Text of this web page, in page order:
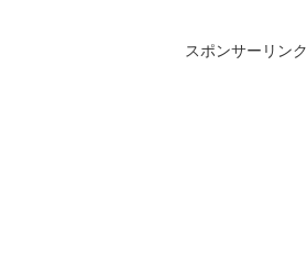
スポンサーリンク